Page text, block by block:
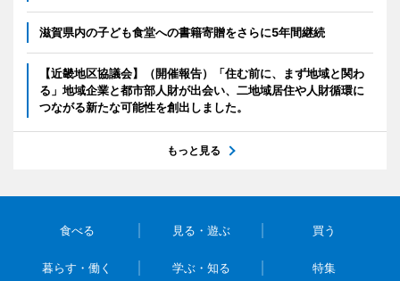
滋賀県内の子ども食堂への書籍寄贈をさらに5年間継続
【近畿地区協議会】（開催報告）「住む前に、まず地域と関わ
る」地域企業と都市部人財が出会い、二地域居住や人財循環に
つながる新たな可能性を創出しました。
もっと見る
食べる 見る・遊ぶ 買う
暮らす・働く 学ぶ・知る 特集